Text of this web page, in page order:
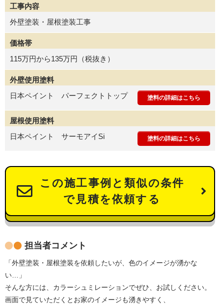
工事内容
外壁塗装・屋根塗装工事
価格帯
115万円から135万円（税抜き）
外壁使用塗料
日本ペイント パーフェクトトップ
塗料の詳細はこちら
屋根使用塗料
日本ペイント サーモアイSi
塗料の詳細はこちら
この施工事例と類似の条件
で見積を依頼する
担当者コメント
「外壁塗装・屋根塗装を依頼したいが、色のイメージが湧かな
い…」
そんな方には、カラーシュミレーションでぜひ、お試しください。
画面で見ていただくとお家のイメージも湧きやすく、